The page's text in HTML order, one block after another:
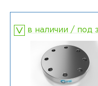
в наличии / под